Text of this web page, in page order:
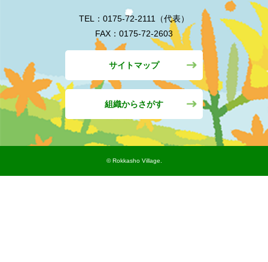
TEL：0175-72-2111（代表）
FAX：0175-72-2603
サイトマップ
組織からさがす
©︎ Rokkasho Village.